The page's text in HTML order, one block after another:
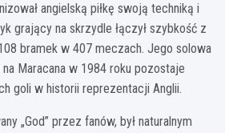
angielską piłkę swoją techniką i
grający na skrzydle łączył szybkość z
bramek w 407 meczach. Jego solowa
Maracana w 1984 roku pozostaje
goli w historii reprezentacji Anglii.
„God” przez fanów, był naturalnym